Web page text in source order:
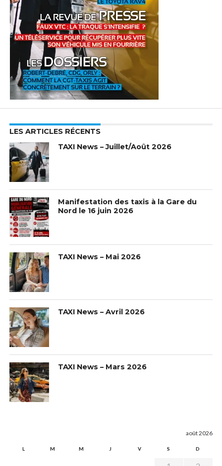
LES ARTICLES RÉCENTS
TAXI News – Juillet/Août 2026
Manifestation des taxis à la Gare du
Nord le 16 juin 2026
TAXI News – Mai 2026
TAXI News – Avril 2026
TAXI News – Mars 2026
août 2026
L M M J V S D